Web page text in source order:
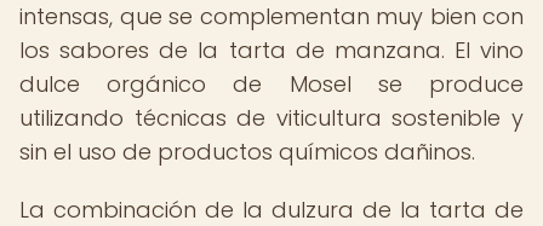
intensas, que se complementan muy bien con
los sabores de la tarta de manzana. El vino
dulce orgánico de Mosel se produce
utilizando técnicas de viticultura sostenible y
sin el uso de productos químicos dañinos.
La combinación de la dulzura de la tarta de